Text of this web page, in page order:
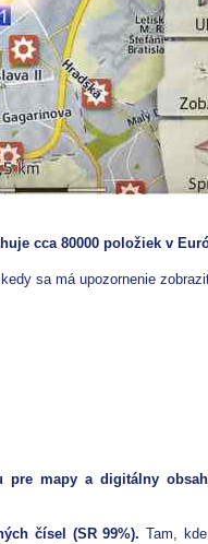
cca 80000 položiek v
sa má upozornenie
pre mapy a digitálny obsah
čísel (SR 99%). Tam,